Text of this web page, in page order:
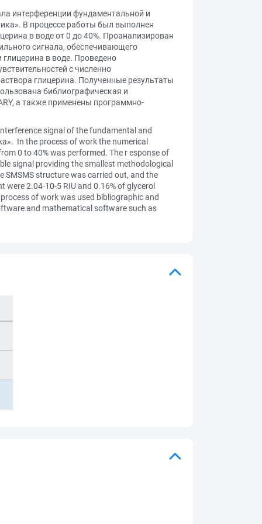
интерференции фундаментальной и
В процессе работы был выполнен
в воде от 0 до 40%. Проанализирован
сигнала, обеспечивающего
глицерина в воде. Проведено
с численно
глицерина. Полученные результаты
библиографическая и
а также применены программно-
signal of the fundamental and
In the process of work the numerical
0 to 40% was performed. The r esponse of
signal providing the smallest methodological
SMSMS structure was carried out, and the
2.04∙10-5 RIU and 0.16% of glycerol
of work was used bibliographic and
and mathematical software such as